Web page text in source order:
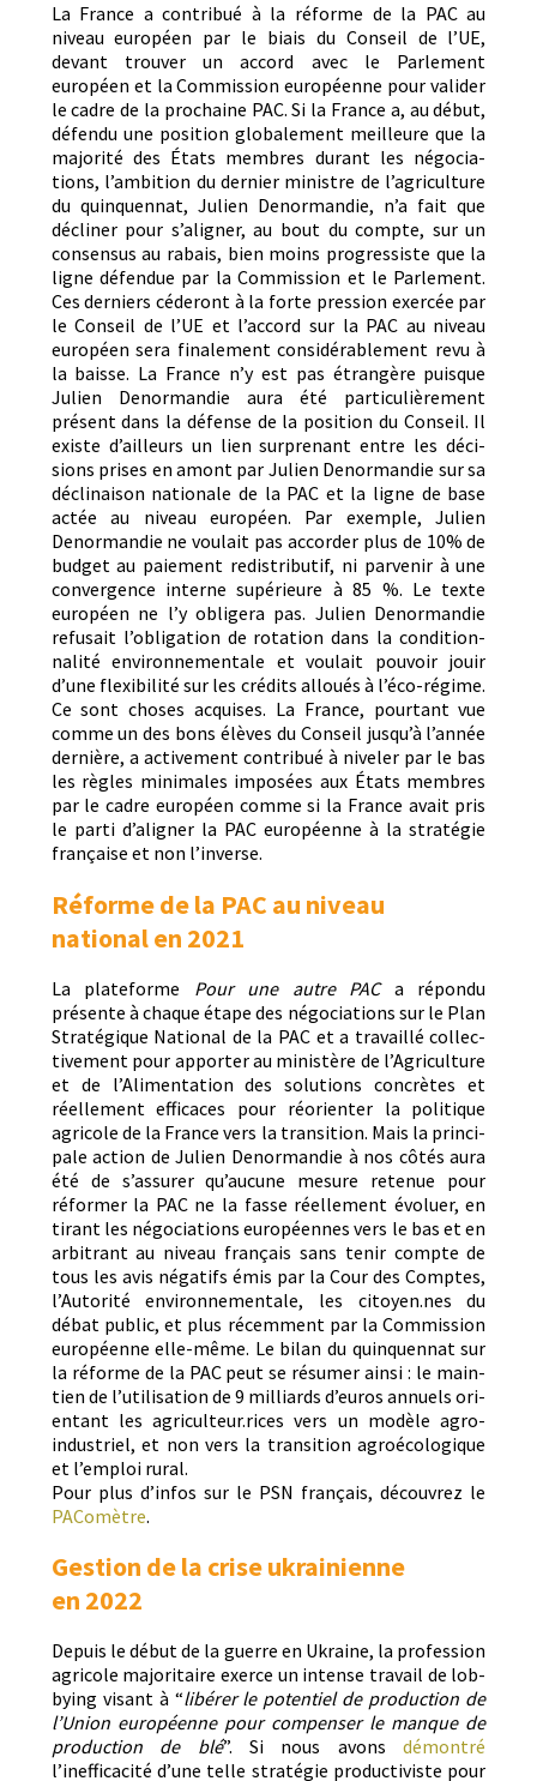
La France a con­tribué à la réforme de la PAC au
niveau européen par le biais du Con­seil de l’UE,
devant trou­ver un accord avec le Par­lement
européen et la Com­mis­sion européenne pour valid­er
le cadre de la prochaine PAC. Si la France a, au début,
défendu une posi­tion glob­ale­ment meilleure que la
majorité des États mem­bres durant les négo­ci­a­
tions, l’ambition du dernier min­istre de l’a­gri­cul­ture
du quin­quen­nat, Julien Denor­mandie, n’a fait que
déclin­er pour s’aligner, au bout du compte, sur un
con­sen­sus au rabais, bien moins pro­gres­siste que la
ligne défendue par la Com­mis­sion et le Par­lement.
Ces derniers céderont à la forte pres­sion exer­cée par
le Con­seil de l’UE et l’accord sur la PAC au niveau
européen sera finale­ment con­sid­érable­ment revu à
la baisse. La France n’y est pas étrangère puisque
Julien Denor­mandie aura été par­ti­c­ulière­ment
présent dans la défense de la posi­tion du Con­seil. Il
existe d’ailleurs un lien sur­prenant entre les déci­
sions pris­es en amont par Julien Denor­mandie sur sa
décli­nai­son nationale de la PAC et la ligne de base
actée au niveau européen. Par exem­ple, Julien
Denor­mandie ne voulait pas accorder plus de 10% de
bud­get au paiement redis­trib­u­tif, ni par­venir à une
con­ver­gence interne supérieure à 85 %. Le texte
européen ne l’y oblig­era pas. Julien Denor­mandie
refu­sait l’obligation de rota­tion dans la con­di­tion­
nal­ité envi­ron­nemen­tale et voulait pou­voir jouir
d’une flex­i­bil­ité sur les crédits alloués à l’éco-régime.
Ce sont choses acquis­es. La France, pour­tant vue
comme un des bons élèves du Con­seil jusqu’à l’année
dernière, a active­ment con­tribué à nivel­er par le bas
les règles min­i­males imposées aux États mem­bres
par le cadre européen comme si la France avait pris
le par­ti d’aligner la PAC européenne à la stratégie
française et non l’inverse.
Réforme de la PAC au niveau
national en 2021
La plate­forme Pour une autre PAC a répon­du
présente à chaque étape des négo­ci­a­tions sur le Plan
Stratégique Nation­al de la PAC et a tra­vail­lé col­lec­
tive­ment pour apporter au min­istère de l’Agriculture
et de l’Alimentation des solu­tions con­crètes et
réelle­ment effi­caces pour réori­en­ter la poli­tique
agri­cole de la France vers la tran­si­tion. Mais la prin­ci­
pale action de Julien Denor­mandie à nos côtés aura
été de s’assurer qu’aucune mesure retenue pour
réformer la PAC ne la fasse réelle­ment évoluer, en
tirant les négo­ci­a­tions européennes vers le bas et en
arbi­trant au niveau français sans tenir compte de
tous les avis négat­ifs émis par la Cour des Comptes,
l’Autorité envi­ron­nemen­tale, les citoyen.nes du
débat pub­lic, et plus récem­ment par la Com­mis­sion
européenne elle-même. Le bilan du quin­quen­nat sur
la réforme de la PAC peut se résumer ain­si : le main­
tien de l’utilisation de 9 mil­liards d’euros annuels ori­
en­tant les agriculteur.rices vers un mod­èle agro-
indus­triel, et non vers la tran­si­tion agroé­cologique
et l’emploi rural.
Pour plus d’in­fos sur le PSN français, décou­vrez le
PAComètre.
Gestion de la crise ukrainienne
en 2022
Depuis le début de la guerre en Ukraine, la pro­fes­sion
agri­cole majori­taire exerce un intense tra­vail de lob­
by­ing visant à “libér­er le poten­tiel de pro­duc­tion de
l’Union européenne pour com­penser le manque de
pro­duc­tion de blé”. Si nous avonsdémon­tré
l’inefficacité d’une telle stratégie pro­duc­tiviste pour